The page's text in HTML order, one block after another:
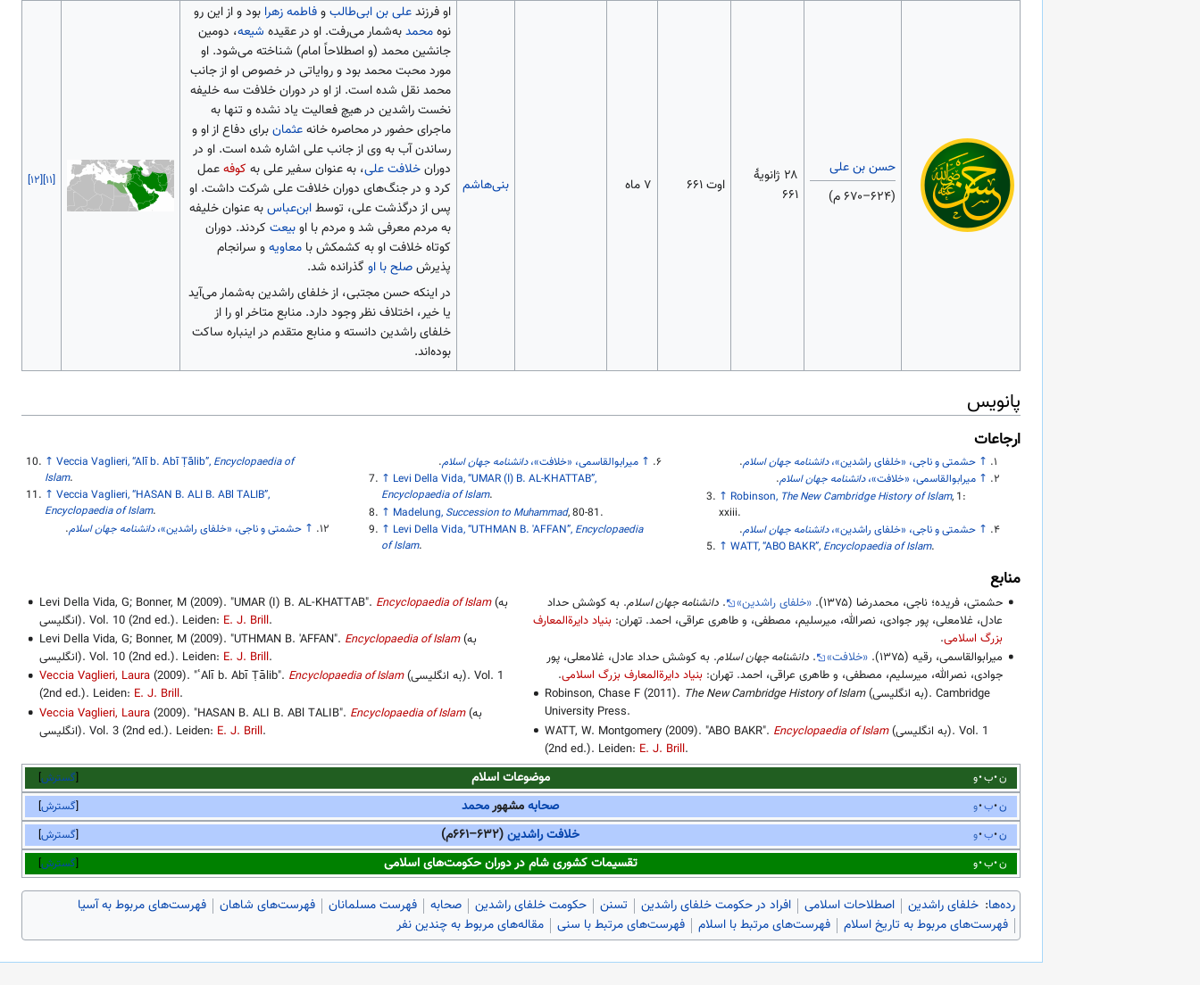
حسن بن علی
(۶۲۴–۶۷۰ م)
۲۸ ژانویهٔ
۶۶۱
اوت ۶۶۱ ۷ ماه بنی‌هاشم
او فرزندعلی بن ابی‌طالبوفاطمه زهرا بود و از این رو
نوهمحمدبه‌شمار می‌رفت. او در عقیده شیعه، دومین
جانشین محمد (و اصطلاحاً امام) شناخته می‌شود. او
مورد محبت محمد بود و روایاتی در خصوص او از جانب
محمد نقل شده است. از او در دوران خلافت سه خلیفه
نخست راشدین در هیچ فعالیت یاد نشده و تنها به
ماجرای حضور در محاصره خانهعثمانبرای دفاع از او و
رساندن آب به وی از جانب علی اشاره شده است. او در
دورانخلافت علی، به عنوان سفیر علی به کوفهعمل
کرد و در جنگ‌های دوران خلافت علی شرکت داشت. او
پس از درگذشت علی، توسطابن‌عباسبه عنوان خلیفه
به مردم معرفی شد و مردم با اوبیعتکردند. دوران
کوتاه خلافت او به کشمکش با معاویهو سرانجام
پذیرشصلح با اوگذرانده شد.
در اینکه حسن مجتبی، از خلفای راشدین به‌شمار می‌آید
یا خیر، اختلاف نظر وجود دارد. منابع متاخر او را از
خلفای راشدین دانسته و منابع متقدم در اینباره ساکت
بوده‌اند.
[۱۱] [۱۲]
پانویس
ارجاعات
↑ حشمتی و ناجی، «خلفای راشدین»، دانشنامه جهان اسلام.
↑ میرابوالقاسمی، «خلافت»،دانشنامه جهان اسلام.
↑ Robinson, The New Cambridge History of Islam, 1:‎
xxiii.
↑ حشمتی و ناجی، «خلفای راشدین»، دانشنامه جهان اسلام.
↑ WATT, “ABO BAKR”, Encyclopaedia of Islam.
↑ میرابوالقاسمی، «خلافت»،دانشنامه جهان اسلام.
↑ Levi Della Vida, “UMAR (I) B. AL-KHATTAB”,
Encyclopaedia of Islam.
↑ Madelung, Succession to Muhammad,80-81.
↑ Levi Della Vida, “UTHMAN B. 'AFFAN”, Encyclopaedia
of Islam.
↑ Veccia Vaglieri, “Alī b. Abī Ṭālib”, Encyclopaedia of
Islam.
↑ Veccia Vaglieri, “HASAN B. ALI B. ABl TALIB”,
Encyclopaedia of Islam.
↑ حشمتی و ناجی، «خلفای راشدین»، دانشنامه جهان اسلام.
منابع
حشمتی، فریده؛ ناجی، محمدرضا (۱۳۷۵).«خلفای راشدین» .دانشنامه جهان اسلام. به کوشش حداد
عادل، غلامعلی، پور جوادی، نصرالله، میرسلیم، مصطفی، و طاهری عراقی، احمد. تهران:بنیاد دایرةالمعارف
بزرگ اسلامی.
میرابوالقاسمی، رقیه (۱۳۷۵).«خلافت» .دانشنامه جهان اسلام. به کوشش حداد عادل، غلامعلی، پور
جوادی، نصرالله، میرسلیم، مصطفی، و طاهری عراقی، احمد. تهران:بنیاد دایرةالمعارف بزرگ اسلامی.
Robinson, Chase F (2011). The New Cambridge History of Islam(به انگلیسی). Cambridge
University Press.
WATT, W. Montgomery (2009). "ABO BAKR". Encyclopaedia of Islam(به انگلیسی). Vol. 1
(2nd ed.). Leiden: E. J. Brill.
Levi Della Vida, G; Bonner, M (2009). "UMAR (I) B. AL-KHATTAB". Encyclopaedia of Islam(به
انگلیسی). Vol. 10 (2nd ed.). Leiden: E. J. Brill.
Levi Della Vida, G; Bonner, M (2009). "UTHMAN B. 'AFFAN". Encyclopaedia of Islam(به
انگلیسی). Vol. 10 (2nd ed.). Leiden: E. J. Brill.
Veccia Vaglieri, Laura(2009). "ʿAlī b. Abī Ṭālib". Encyclopaedia of Islam(به انگلیسی). Vol. 1
(2nd ed.). Leiden: E. J. Brill.
Veccia Vaglieri, Laura(2009). "HASAN B. ALI B. ABl TALIB". Encyclopaedia of Islam(به
انگلیسی). Vol. 3 (2nd ed.). Leiden: E. J. Brill.
گسترش ن ب و موضوعاتاسلام
گسترش ن ب و صحابهمشهورمحمد
گسترش ن ب و خلافت راشدین(۶۳۲–۶۶۱م)
گسترش ن ب و تقسیمات کشوری شام در دوران حکومت‌های اسلامی
رده‌ها: خلفای راشدین اصطلاحات اسلامی افراد در حکومت خلفای راشدین تسنن حکومت خلفای راشدین صحابه فهرست مسلمانان فهرست‌های شاهان
فهرست‌های مربوط به آسیا
فهرست‌های مربوط به تاریخ اسلام
فهرست‌های مرتبط با اسلام فهرست‌های مرتبط با سنی مقاله‌های مربوط به چندین نفر